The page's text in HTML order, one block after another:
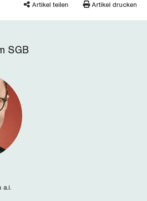
Artikel teilen Artikel drucken
SGB